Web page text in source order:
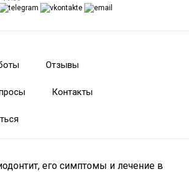
Отзывы
Контакты
его симптомы и лечение в